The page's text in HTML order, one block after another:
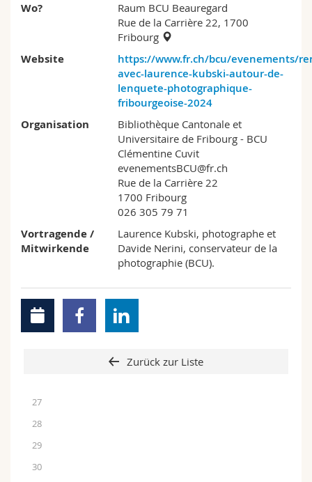
Wo?
Raum BCU Beauregard
Rue de la Carrière 22, 1700
Fribourg
Website
https://www.fr.ch/bcu/evenements/
avec-laurence-kubski-autour-de-
lenquete-photographique-
fribourgeoise-2024
Organisation
Bibliothèque Cantonale et
Universitaire de Fribourg - BCU
Clémentine Cuvit
evenementsBCU@fr.ch
Rue de la Carrière 22
1700 Fribourg
026 305 79 71
Vortragende /
Mitwirkende
Laurence Kubski, photographe et
Davide Nerini, conservateur de la
photographie (BCU).
Zurück zur Liste
27
28
29
30